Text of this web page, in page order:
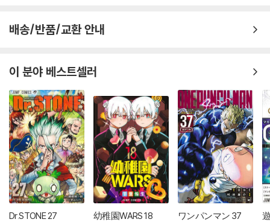
배송/반품/교환 안내
이 분야 베스트셀러
Dr.STONE 27 幼稚園WARS 18 ワンパンマン 37